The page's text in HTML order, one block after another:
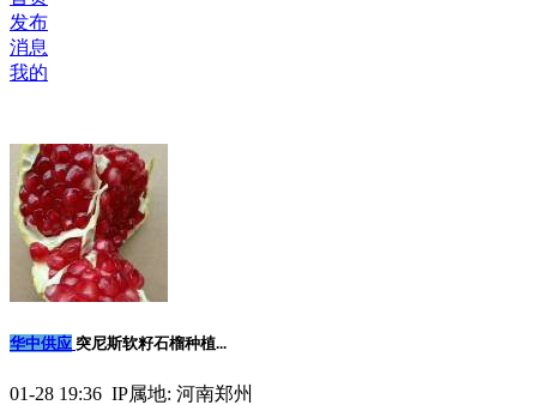
发布
消息
我的
华中供应 突尼斯软籽石榴种植...
01-28 19:36 IP属地: 河南郑州